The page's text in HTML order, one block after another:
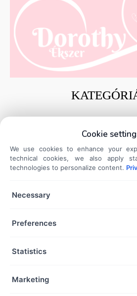
Ezüst charmok és
Ezüst
Ezüst
Cookie
We use cookies to enhance your
technical cookies, we also apply
technologies to personalize content.
Necessary
Preferences
Statistics
Marketing